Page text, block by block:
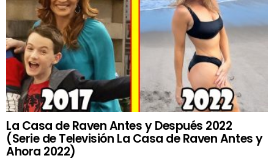
La Casa de Raven Antes y Después 2022
(Serie de Televisión La Casa de Raven Antes y
Ahora 2022)